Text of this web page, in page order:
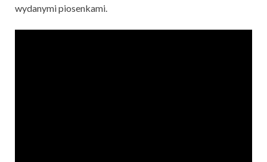
wydanymi piosenkami.